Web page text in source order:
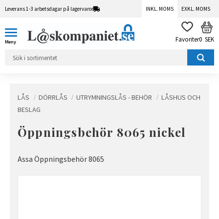
Leverans 1-3 arbetsdagar på lagervaror INKL. MOMS EXKL. MOMS
FAVORITER
0 SEK
LÅS DÖRRLÅS UTRYMNINGSLÅS - BEHÖR
LÅSHUS OCH
BESLAG
Öppningsbehör 8065 nickel
Assa Öppningsbehör 8065